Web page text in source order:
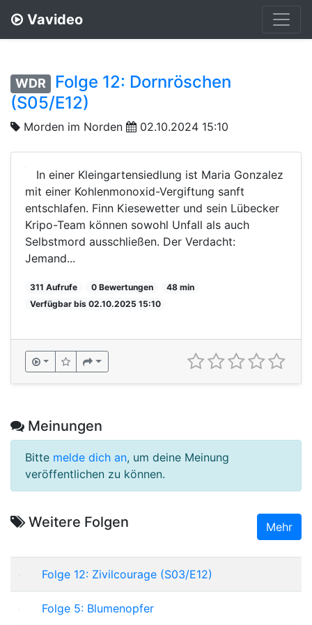
Vavideo
WDR
Folge 12: Dornröschen
(S05/E12)
Morden im Norden 02.10.2024 15:10
In einer Kleingartensiedlung ist Maria Gonzalez
mit einer Kohlenmonoxid-Vergiftung sanft
entschlafen. Finn Kiesewetter und sein Lübecker
Kripo-Team können sowohl Unfall als auch
Selbstmord ausschließen. Der Verdacht:
Jemand...
311 Aufrufe 0 Bewertungen
48 min
Verfügbar bis 02.10.2025 15:10
Meinungen
Bitte melde dich an, um deine Meinung
veröffentlichen zu können.
Weitere Folgen Mehr
Folge 12: Zivilcourage (S03/E12)
Folge 5: Blumenopfer